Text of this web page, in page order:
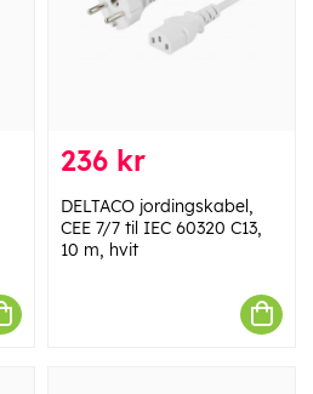
236 kr
DELTACO jordingskabel,
CEE 7/7 til IEC 60320 C13,
10 m, hvit